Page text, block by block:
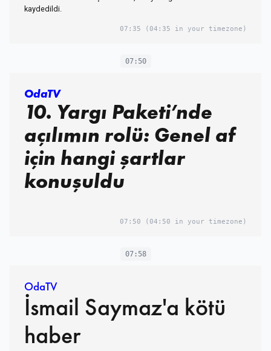
kaydedildi.
07:35 (04:35 in your timezone)
07:50
OdaTV
10. Yargı Paketi’nde
açılımın rolü: Genel af
için hangi şartlar
konuşuldu
07:50 (04:50 in your timezone)
07:58
OdaTV
İsmail Saymaz'a kötü
haber